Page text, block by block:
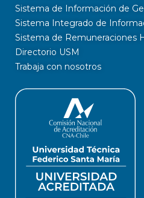
Sistema de Información de
Sistema Integrado de
Sistema de Remuneraciones
Directorio USM
Trabaja con nosotros